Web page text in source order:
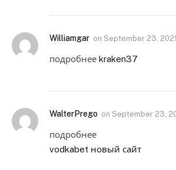
Williamgar on September 23,
подробнее kraken37
WalterPrego on September 23,
подробнее
vodkabet новый сайт